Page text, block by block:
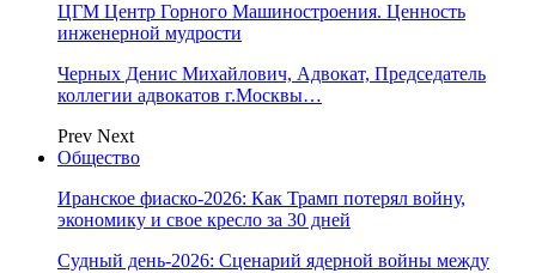
ЦГМ Центр Горного Машиностроения. Ценность
инженерной мудрости
Черных Денис Михайлович, Адвокат, Председатель
коллегии адвокатов г.Москвы…
Prev Next
Общество
Иранское фиаско-2026: Как Трамп потерял войну,
экономику и свое кресло за 30 дней
Судный день-2026: Сценарий ядерной войны между